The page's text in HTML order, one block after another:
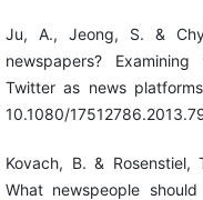
Ju, A., Jeong, S. &
newspapers?
Twitter as news
10.1080/
Kovach, B. & Rosenstiel,
What newspeople